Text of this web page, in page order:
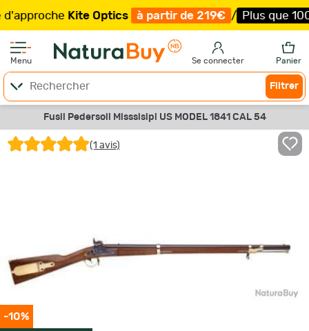
Kite Optics à partir de 219€ / Plus que 100
Menu Se connecter Panier
Filtrer
Fusil Pedersoli Misssisipi US MODEL 1841 CAL 54
(1 avis)
-10%